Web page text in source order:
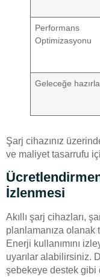
Performans
Optimizasyonu
Geleceğe
Şarj cihazınız
ve maliyet tasarrufu
İzlenmesi
Akıllı şarj cihazları,
planlamanıza olanak
Enerji kullanımını
uyarılar alabilirsiniz.
şebekeye destek